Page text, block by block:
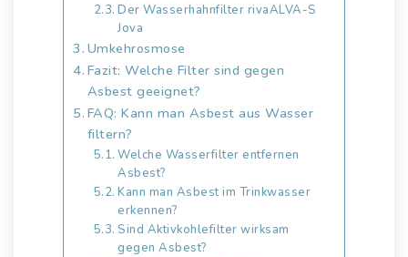
Der Wasserhahnfilter rivaALVA-S
Jova
Umkehrosmose
Fazit: Welche Filter sind gegen
Asbest geeignet?
FAQ: Kann man Asbest aus Wasser
filtern?
Welche Wasserfilter entfernen
Asbest?
Kann man Asbest im Trinkwasser
erkennen?
Sind Aktivkohlefilter wirksam
gegen Asbest?